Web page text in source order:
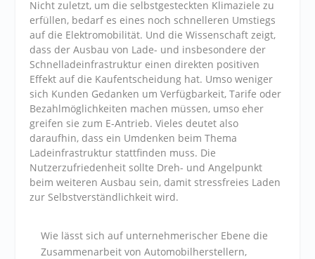
Nicht zuletzt, um die selbstgesteckten Klimaziele zu
erfüllen, bedarf es eines noch schnelleren Umstiegs
auf die Elektromobilität. Und die Wissenschaft zeigt,
dass der Ausbau von Lade- und insbesondere der
Schnelladeinfrastruktur einen direkten positiven
Effekt auf die Kaufentscheidung hat. Umso weniger
sich Kunden Gedanken um Verfügbarkeit, Tarife oder
Bezahlmöglichkeiten machen müssen, umso eher
greifen sie zum E-Antrieb. Vieles deutet also
daraufhin, dass ein Umdenken beim Thema
Ladeinfrastruktur stattfinden muss. Die
Nutzerzufriedenheit sollte Dreh- und Angelpunkt
beim weiteren Ausbau sein, damit stressfreies Laden
zur Selbstverständlichkeit wird.
Wie lässt sich auf unternehmerischer Ebene die
Zusammenarbeit von Automobilherstellern,